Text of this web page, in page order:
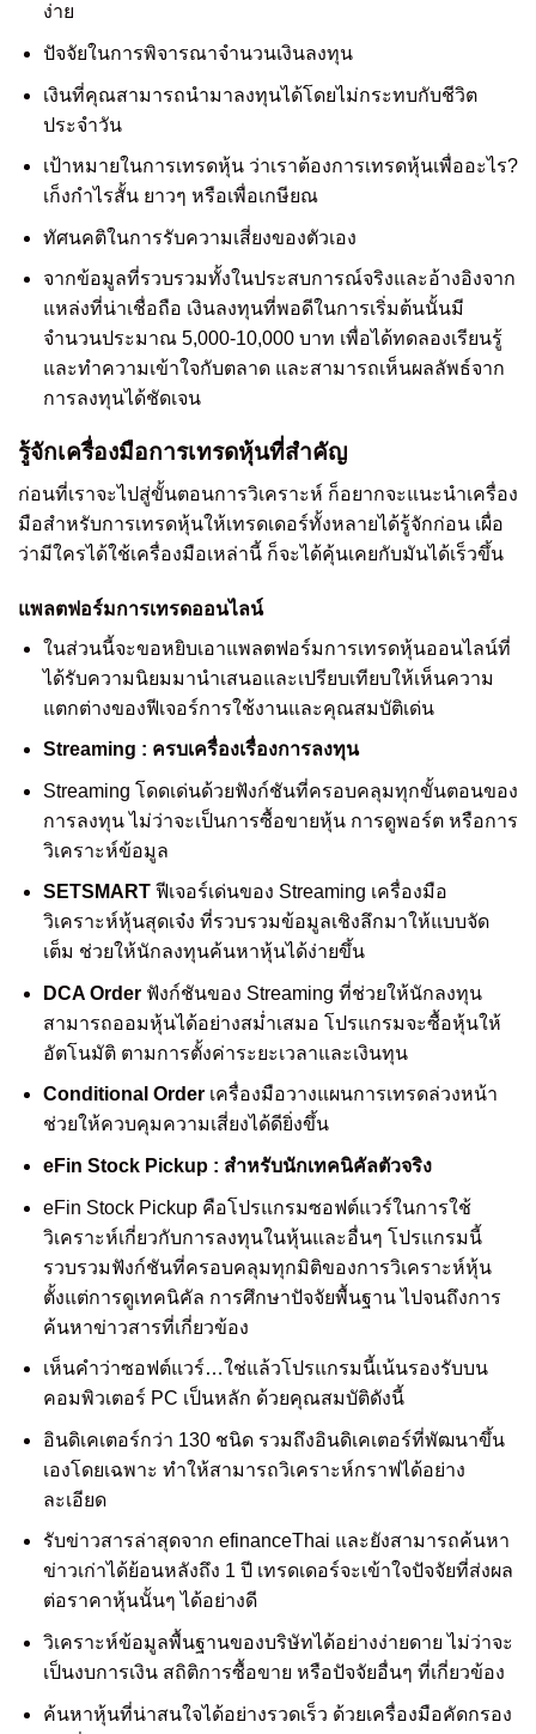
ง่าย
ปัจจัยในการพิจารณาจำนวนเงินลงทุน
เงินที่คุณสามารถนำมาลงทุนได้โดยไม่กระทบกับชีวิต
ประจำวัน
เป้าหมายในการเทรดหุ้น ว่าเราต้องการเทรดหุ้นเพื่ออะไร?
เก็งกำไรสั้น ยาวๆ หรือเพื่อเกษียณ
ทัศนคติในการรับความเสี่ยงของตัวเอง
จากข้อมูลที่รวบรวมทั้งในประสบการณ์จริงและอ้างอิงจาก
แหล่งที่น่าเชื่อถือ เงินลงทุนที่พอดีในการเริ่มต้นนั้นมี
จำนวนประมาณ 5,000-10,000 บาท เพื่อได้ทดลองเรียนรู้
และทำความเข้าใจกับตลาด และสามารถเห็นผลลัพธ์จาก
การลงทุนได้ชัดเจน
รู้จักเครื่องมือการเทรดหุ้นที่สำคัญ
ก่อนที่เราจะไปสู่ขั้นตอนการวิเคราะห์ ก็อยากจะแนะนำเครื่อง
มือสำหรับการเทรดหุ้นให้เทรดเดอร์ทั้งหลายได้รู้จักก่อน เผื่อ
ว่ามีใครได้ใช้เครื่องมือเหล่านี้ ก็จะได้คุ้นเคยกับมันได้เร็วขึ้น
แพลตฟอร์มการเทรดออนไลน์
ในส่วนนี้จะขอหยิบเอาแพลตฟอร์มการเทรดหุ้นออนไลน์ที่
ได้รับความนิยมมานำเสนอและเปรียบเทียบให้เห็นความ
แตกต่างของฟีเจอร์การใช้งานและคุณสมบัติเด่น
Streaming : ครบเครื่องเรื่องการลงทุน
Streaming โดดเด่นด้วยฟังก์ชันที่ครอบคลุมทุกขั้นตอนของ
การลงทุน ไม่ว่าจะเป็นการซื้อขายหุ้น การดูพอร์ต หรือการ
วิเคราะห์ข้อมูล
SETSMARTฟีเจอร์เด่นของ Streaming เครื่องมือ
วิเคราะห์หุ้นสุดเจ๋ง ที่รวบรวมข้อมูลเชิงลึกมาให้แบบจัด
เต็ม ช่วยให้นักลงทุนค้นหาหุ้นได้ง่ายขึ้น
DCA Orderฟังก์ชันของ Streaming ที่ช่วยให้นักลงทุน
สามารถออมหุ้นได้อย่างสม่ำเสมอ โปรแกรมจะซื้อหุ้นให้
อัตโนมัติ ตามการตั้งค่าระยะเวลาและเงินทุน
Conditional Orderเครื่องมือวางแผนการเทรดล่วงหน้า
ช่วยให้ควบคุมความเสี่ยงได้ดียิ่งขึ้น
eFin Stock Pickup : สำหรับนักเทคนิคัลตัวจริง
eFin Stock Pickup คือโปรแกรมซอฟต์แวร์ในการใช้
วิเคราะห์เกี่ยวกับการลงทุนในหุ้นและอื่นๆ โปรแกรมนี้
รวบรวมฟังก์ชันที่ครอบคลุมทุกมิติของการวิเคราะห์หุ้น
ตั้งแต่การดูเทคนิคัล การศึกษาปัจจัยพื้นฐาน ไปจนถึงการ
ค้นหาข่าวสารที่เกี่ยวข้อง
เห็นคำว่าซอฟต์แวร์…ใช่แล้วโปรแกรมนี้เน้นรองรับบน
คอมพิวเตอร์ PC เป็นหลัก ด้วยคุณสมบัติดังนี้
อินดิเคเตอร์กว่า 130 ชนิด รวมถึงอินดิเคเตอร์ที่พัฒนาขึ้น
เองโดยเฉพาะ ทำให้สามารถวิเคราะห์กราฟได้อย่าง
ละเอียด
รับข่าวสารล่าสุดจาก efinanceThai และยังสามารถค้นหา
ข่าวเก่าได้ย้อนหลังถึง 1 ปี เทรดเดอร์จะเข้าใจปัจจัยที่ส่งผล
ต่อราคาหุ้นนั้นๆ ได้อย่างดี
วิเคราะห์ข้อมูลพื้นฐานของบริษัทได้อย่างง่ายดาย ไม่ว่าจะ
เป็นงบการเงิน สถิติการซื้อขาย หรือปัจจัยอื่นๆ ที่เกี่ยวข้อง
ค้นหาหุ้นที่น่าสนใจได้อย่างรวดเร็ว ด้วยเครื่องมือคัดกรอง